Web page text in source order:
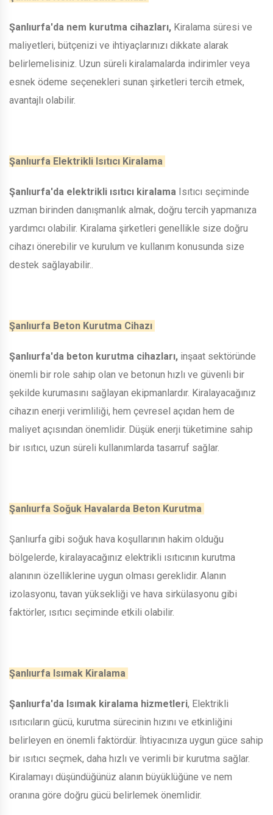
Şanlıurfa'da nem kurutma cihazları, Kiralama süresi ve
maliyetleri, bütçenizi ve ihtiyaçlarınızı dikkate alarak
belirlemelisiniz. Uzun süreli kiralamalarda indirimler veya
esnek ödeme seçenekleri sunan şirketleri tercih etmek,
avantajlı olabilir.
Şanlıurfa Elektrikli Isıtıcı Kiralama
Şanlıurfa'da elektrikli ısıtıcı kiralama Isıtıcı seçiminde
uzman birinden danışmanlık almak, doğru tercih yapmanıza
yardımcı olabilir. Kiralama şirketleri genellikle size doğru
cihazı önerebilir ve kurulum ve kullanım konusunda size
destek sağlayabilir..
Şanlıurfa Beton Kurutma Cihazı
Şanlıurfa'da beton kurutma cihazları, inşaat sektöründe
önemli bir role sahip olan ve betonun hızlı ve güvenli bir
şekilde kurumasını sağlayan ekipmanlardır. Kiralayacağınız
cihazın enerji verimliliği, hem çevresel açıdan hem de
maliyet açısından önemlidir. Düşük enerji tüketimine sahip
bir ısıtıcı, uzun süreli kullanımlarda tasarruf sağlar.
Şanlıurfa Soğuk Havalarda Beton Kurutma
Şanlıurfa gibi soğuk hava koşullarının hakim olduğu
bölgelerde, kiralayacağınız elektrikli ısıtıcının kurutma
alanının özelliklerine uygun olması gereklidir. Alanın
izolasyonu, tavan yüksekliği ve hava sirkülasyonu gibi
faktörler, ısıtıcı seçiminde etkili olabilir.
Şanlıurfa Isımak Kiralama
Şanlıurfa'da Isımak kiralama hizmetleri, Elektrikli
ısıtıcıların gücü, kurutma sürecinin hızını ve etkinliğini
belirleyen en önemli faktördür. İhtiyacınıza uygun güce sahip
bir ısıtıcı seçmek, daha hızlı ve verimli bir kurutma sağlar.
Kiralamayı düşündüğünüz alanın büyüklüğüne ve nem
oranına göre doğru gücü belirlemek önemlidir.